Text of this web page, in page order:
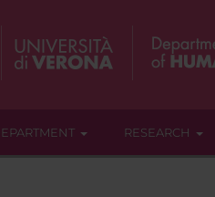
RESEARCH